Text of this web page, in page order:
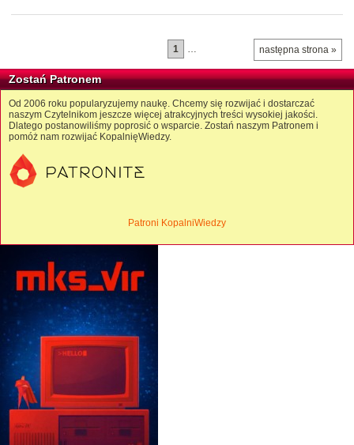
następna strona »
1 …
Zostań Patronem
Od 2006 roku popularyzujemy naukę. Chcemy się rozwijać i dostarczać
naszym Czytelnikom jeszcze więcej atrakcyjnych treści wysokiej jakości.
Dlatego postanowiliśmy poprosić o wsparcie. Zostań naszym Patronem i
pomóż nam rozwijać KopalnięWiedzy.
Patroni KopalniWiedzy